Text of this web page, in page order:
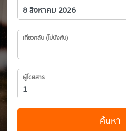
เที่ยวกลับ (ไม่บังคับ)
ผู้โดยสาร
ค้นหา